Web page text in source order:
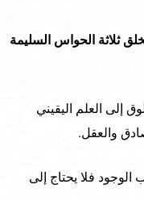
ثلاثة الحواس السليمة
إلى العلم اليقيني
والعقل.
فلا يحتاج إلى